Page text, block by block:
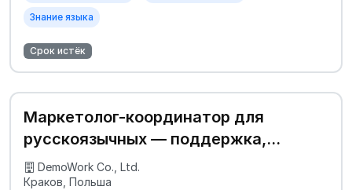
Знание языка
Срок истёк
Маркетолог-координатор для
русскоязычных — поддержка,
адаптация и SMM
DemoWork Co., Ltd.
Краков, Польша